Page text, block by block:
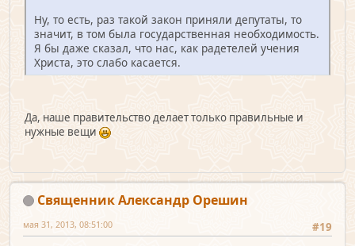
Ну, то есть, раз такой закон приняли депутаты, то
значит, в том была государственная необходимость.
Я бы даже сказал, что нас, как радетелей учения
Христа, это слабо касается.
Да, наше правительство делает только правильные и
нужные вещи
Священник Александр Орешин
#19
мая 31, 2013, 08:51:00